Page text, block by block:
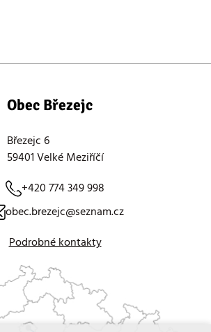
obec.brezejc@seznam.cz
+420 774 349 998
Obec Březejc
Březejc 6
59401 Velké Meziříčí
Podrobné kontakty